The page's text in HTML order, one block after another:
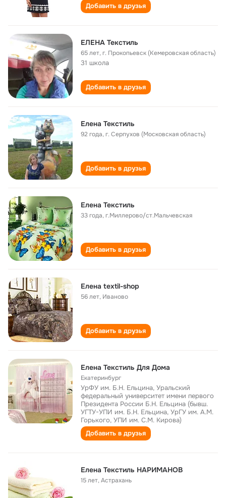
Добавить в друзья
ЕЛЕНА Текстиль
65 лет,г. Прокопьевск (Кемеровская область)
31 школа
Добавить в друзья
Елена Текстиль
92 года,г. Серпухов (Московская область)
Добавить в друзья
Елена Текстиль
33 года,г.Миллерово/ст.Мальчевская
Добавить в друзья
Елена textil-shop
56 лет, Иваново
Добавить в друзья
Елена Текстиль Для Дома
Екатеринбург
УрФУ им. Б.Н. Ельцина, Уральский
федеральный университет имени первого
Президента России Б.Н. Ельцина (бывш.
УГТУ-УПИ им. Б.Н. Ельцина, УрГУ им. А.М.
Горького, УПИ им. С.М. Кирова)
Добавить в друзья
Елена Текстиль НАРИМАНОВ
15 лет,Астрахань